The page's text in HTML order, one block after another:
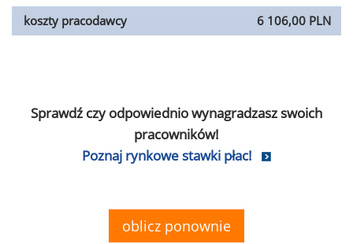
koszty pracodawcy
6 106,00 PLN
Sprawdź czy odpowiednio wynagradzasz swoich
pracowników!
Poznaj rynkowe stawki płac!
oblicz ponownie